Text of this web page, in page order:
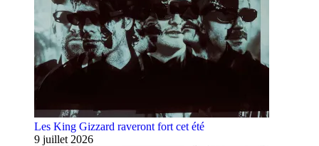
Les King Gizzard raveront fort cet été
9 juillet 2026